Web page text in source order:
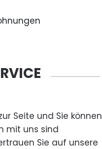
Seite und Sie können
mit uns sind
Sie auf unsere